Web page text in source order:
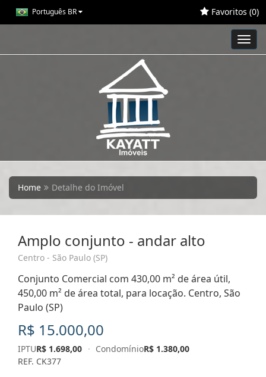
Português BR Favoritos (0)
Home Detalhe do Imóvel
Amplo conjunto - andar alto
Centro - São Paulo (SP)
Conjunto Comercial com 430,00 m² de área útil,
450,00 m² de área total, para locação. Centro, São
Paulo (SP)
R$ 15.000,00
IPTUR$ 1.698,00 · CondomínioR$ 1.380,00
REF. CK377